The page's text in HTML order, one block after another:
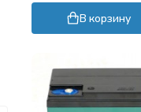
В корзину